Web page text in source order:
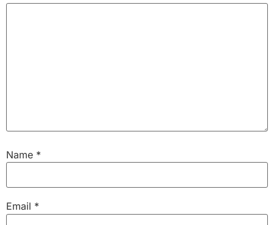
Name *
Email *